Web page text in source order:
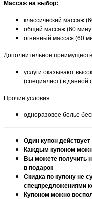
Массаж на выбор:
классический массаж
общий массаж (60
огненный массаж (60
Дополнительное
услуги оказывают
(специалист) в данной
Прочие условия:
одноразовое белье
Один купон действует
Каждым купоном
Вы можете получить
в подарок
Скидка по купону не
спецпредложениями
Купоном можно